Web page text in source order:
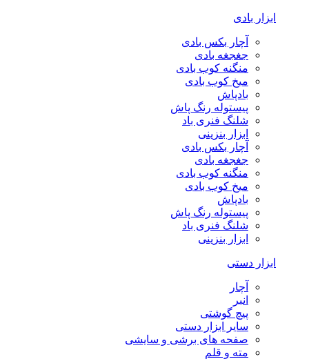
ابزار بادی
آچار بکس بادی
جغجغه بادی
منگنه کوب بادی
میخ کوب بادی
بادپاش
پیستوله رنگ پاش
شلنگ فنری باد
ابزار بنزینی
آچار بکس بادی
جغجغه بادی
منگنه کوب بادی
میخ کوب بادی
بادپاش
پیستوله رنگ پاش
شلنگ فنری باد
ابزار بنزینی
ابزار دستی
آچار
انبر
پیچ گوشتی
سایر ابزار دستی
صفحه های برشی و سایشی
مته و قلم